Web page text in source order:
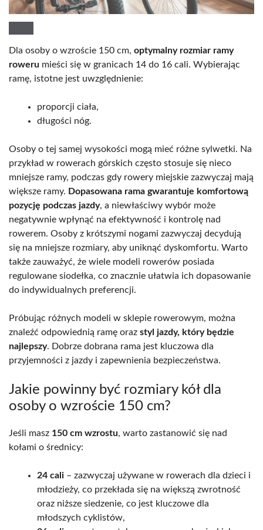
Dla osoby o wzroście 150 cm, optymalny rozmiar ramy
roweru mieści się w granicach 14 do 16 cali. Wybierając
ramę, istotne jest uwzględnienie:
proporcji ciała,
długości nóg.
Osoby o tej samej wysokości mogą mieć różne sylwetki. Na
przykład w rowerach górskich często stosuje się nieco
mniejsze ramy, podczas gdy rowery miejskie zazwyczaj mają
większe ramy. Dopasowana rama gwarantuje komfortową
pozycję podczas jazdy, a niewłaściwy wybór może
negatywnie wpłynąć na efektywność i kontrolę nad
rowerem. Osoby z krótszymi nogami zazwyczaj decydują
się na mniejsze rozmiary, aby uniknąć dyskomfortu. Warto
także zauważyć, że wiele modeli rowerów posiada
regulowane siodełka, co znacznie ułatwia ich dopasowanie
do indywidualnych preferencji.
Próbując różnych modeli w sklepie rowerowym, można
znaleźć odpowiednią ramę oraz styl jazdy, który będzie
najlepszy. Dobrze dobrana rama jest kluczowa dla
przyjemności z jazdy i zapewnienia bezpieczeństwa.
Jakie powinny być rozmiary kół dla
osoby o wzroście 150 cm?
Jeśli masz 150 cm wzrostu, warto zastanowić się nad
kołami o średnicy:
24 cali – zazwyczaj używane w rowerach dla dzieci i
młodzieży, co przekłada się na większą zwrotność
oraz niższe siedzenie, co jest kluczowe dla
młodszych cyklistów,